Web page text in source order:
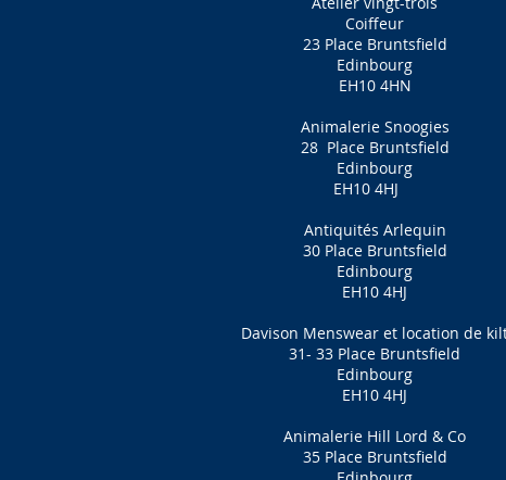
Coiffeur
23 Place Bruntsfield
Edinbourg
EH10 4HN
Animalerie Snoogies
28 Place Bruntsfield
Edinbourg
EH10 4HJ
Antiquités Arlequin
30 Place Bruntsfield
Edinbourg
EH10 4HJ
Davison Menswear et location de
31- 33 Place Bruntsfield
Edinbourg
EH10 4HJ
Animalerie Hill Lord & Co
35 Place Bruntsfield